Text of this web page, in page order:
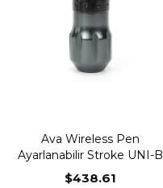
Ava Wireless Pen
Ayarlanabilir Stroke UNI-B
Gray
$438.61